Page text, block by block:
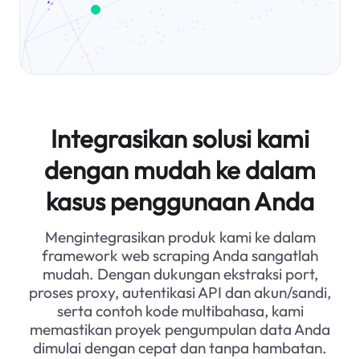
Integrasikan solusi kami
dengan mudah ke dalam
kasus penggunaan Anda
Mengintegrasikan produk kami ke dalam
framework web scraping Anda sangatlah
mudah. Dengan dukungan ekstraksi port,
proses proxy, autentikasi API dan akun/sandi,
serta contoh kode multibahasa, kami
memastikan proyek pengumpulan data Anda
dimulai dengan cepat dan tanpa hambatan.